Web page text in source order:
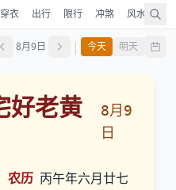
穿衣 出行 限行 冲煞 风水 时
8月9日 | 今天 明天
好老黄
8月9
日
农历 丙午年六月廿七